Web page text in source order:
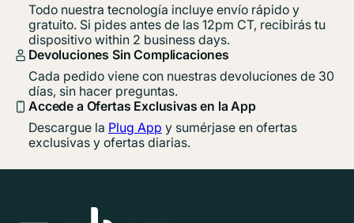
Todo nuestra tecnología incluye envío rápido y
gratuito. Si pides antes de las 12pm CT, recibirás tu
dispositivo within 2 business days.
Devoluciones Sin Complicaciones
Cada pedido viene con nuestras devoluciones de 30
días, sin hacer preguntas.
Accede a Ofertas Exclusivas en la App
Descargue la Plug App y sumérjase en ofertas
exclusivas y ofertas diarias.